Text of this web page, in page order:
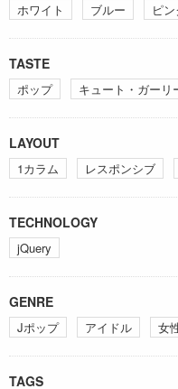
ホワイト ブルー ピン
TASTE
ポップ キュート・ガーリ
LAYOUT
1カラム レスポンシブ
TECHNOLOGY
jQuery
GENRE
Jポップ アイドル 女
TAGS